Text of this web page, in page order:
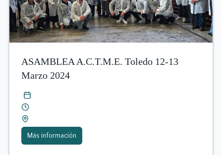
ASAMBLEA A.C.T.M.E. Toledo 12-13
Marzo 2024
Más información